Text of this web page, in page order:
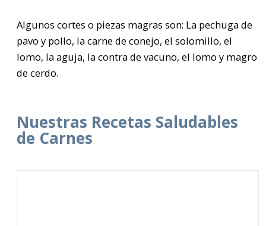
Algunos cortes o piezas magras son: La pechuga de
pavo y pollo, la carne de conejo, el solomillo, el
lomo, la aguja, la contra de vacuno, el lomo y magro
de cerdo.
Nuestras Recetas Saludables
de Carnes